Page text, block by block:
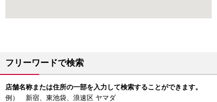
フリーワードで検索
店舗名称または住所の一部を入力して検索することができます。
例） 新宿、東池袋、浪速区 ヤマダ